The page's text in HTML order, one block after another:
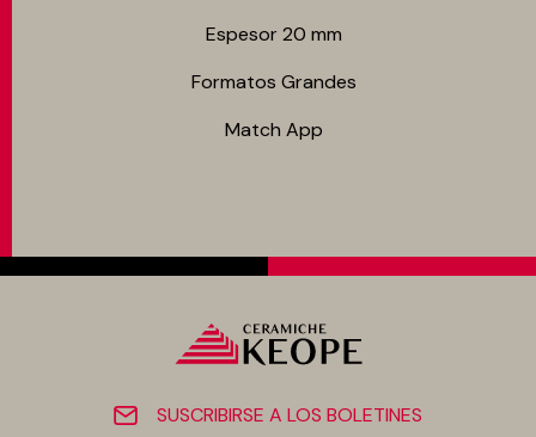
Espesor 20 mm
Formatos Grandes
Match App
SUSCRIBIRSE A LOS BOLETINES